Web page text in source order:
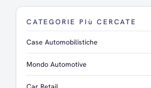
CATEGORIE PIù CERCATE
Case Automobilistiche
Mondo Automotive